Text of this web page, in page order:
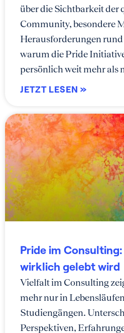
über die Sichtbarkeit der
Community, besondere
Herausforderungen
warum die Pride
persönlich weit mehr als
JETZT LESEN »
Pride im
wirklich gelebt wird
Vielfalt im Consulting
mehr nur in
Studiengängen.
Perspektiven,